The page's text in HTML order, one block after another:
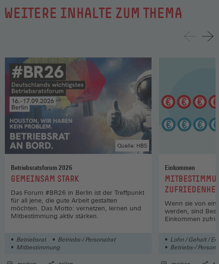
WEITERE INHALTE ZUM THEMA
Betriebsratsforum 2026
:GEMEINSAM STARK
Quelle: HBS
Das Forum #BR26 in Berlin ist der Treffpunkt
für all jene, die gute Arbeit gestalten
möchten. Das Motto: vernetzen, lernen und
Mitbestimmung aktiv stärken.
Betriebsrat
Betriebs-/ Personalrat
Mitbestimmung
Einkommen
:
Wenn sie von
werden, sind
Einkommen
Lohn / Gehalt /
Betriebs-/